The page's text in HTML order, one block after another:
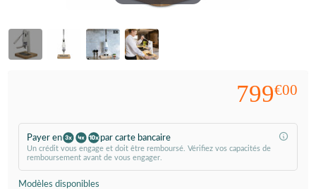
799€00
Payer en par carte bancaire
Un crédit vous engage et doit être remboursé. Vérifiez vos capacités de
remboursement avant de vous engager.
Modèles disponibles